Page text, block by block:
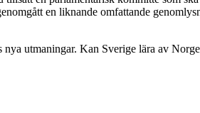
en liknande omfattande
utmaningar. Kan Sverige lära av